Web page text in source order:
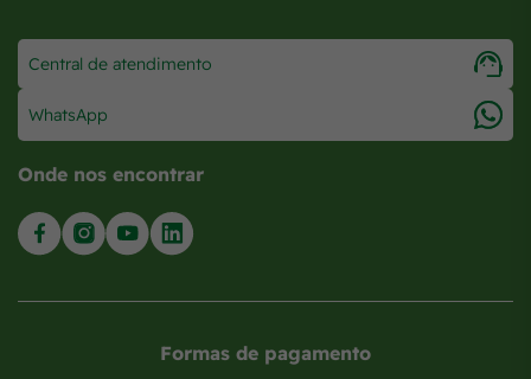
Central de atendimento
WhatsApp
Onde nos encontrar
Formas de pagamento